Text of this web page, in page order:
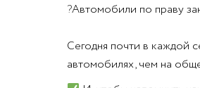
?Автомобили по праву
Сегодня почти в каждой
автомобилях, чем на